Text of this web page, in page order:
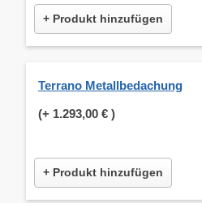
+ Produkt hinzufügen
Terrano Metallbedachung
(+ 1.293,00 € )
+ Produkt hinzufügen